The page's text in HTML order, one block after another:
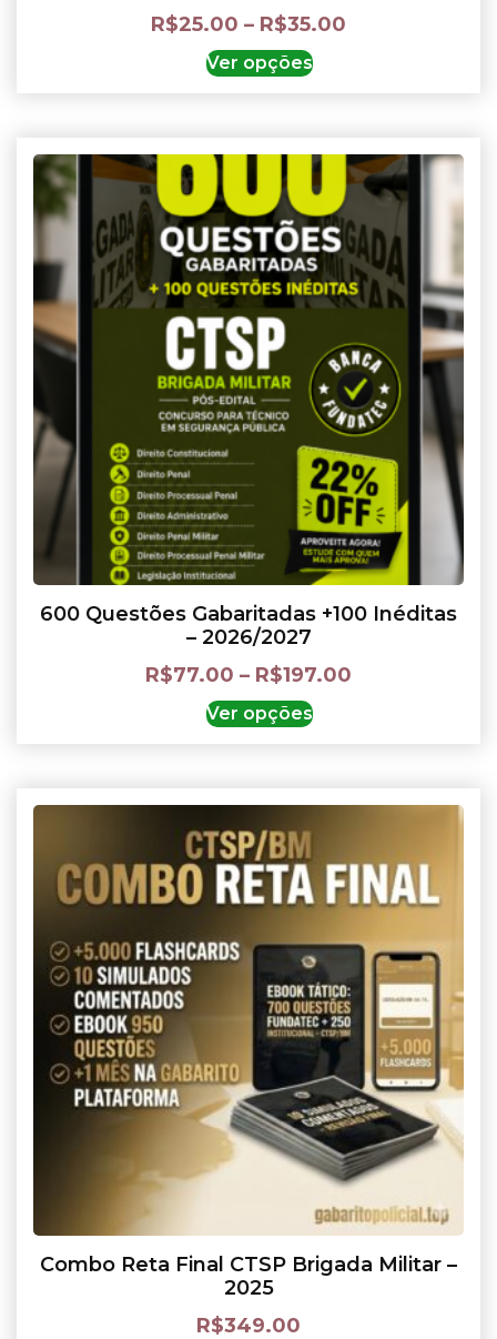
R$25.00 – R$35.00
Ver opções
600 Questões Gabaritadas +100 Inéditas
– 2026/2027
R$77.00 – R$197.00
Ver opções
Combo Reta Final CTSP Brigada Militar –
2025
R$349.00